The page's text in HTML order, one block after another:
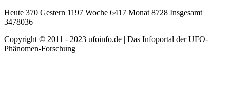
Heute 370 Gestern 1197 Woche 6417 Monat 8728 Insgesamt
3478036
Copyright © 2011 - 2023 ufoinfo.de | Das Infoportal der UFO-
Phänomen-Forschung